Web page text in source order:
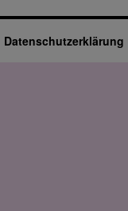
Datenschutz­erklärung